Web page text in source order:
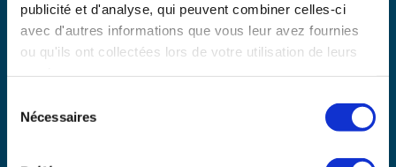
publicité et d'analyse, qui peuvent combiner celles-ci
avec d'autres informations que vous leur avez fournies
ou qu'ils ont collectées lors de votre utilisation de leurs
Nécessaires
En savoir plus
La Charte DT Expert